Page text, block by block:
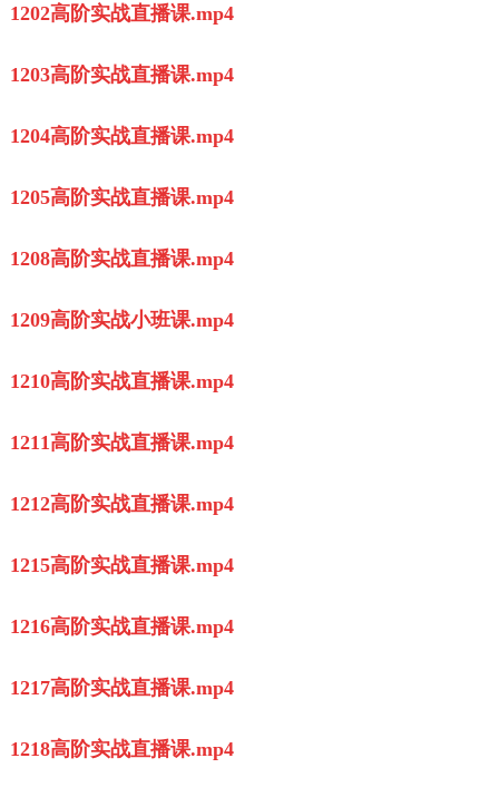
1202高阶实战直播课.mp4
1203高阶实战直播课.mp4
1204高阶实战直播课.mp4
1205高阶实战直播课.mp4
1208高阶实战直播课.mp4
1209高阶实战小班课.mp4
1210高阶实战直播课.mp4
1211高阶实战直播课.mp4
1212高阶实战直播课.mp4
1215高阶实战直播课.mp4
1216高阶实战直播课.mp4
1217高阶实战直播课.mp4
1218高阶实战直播课.mp4